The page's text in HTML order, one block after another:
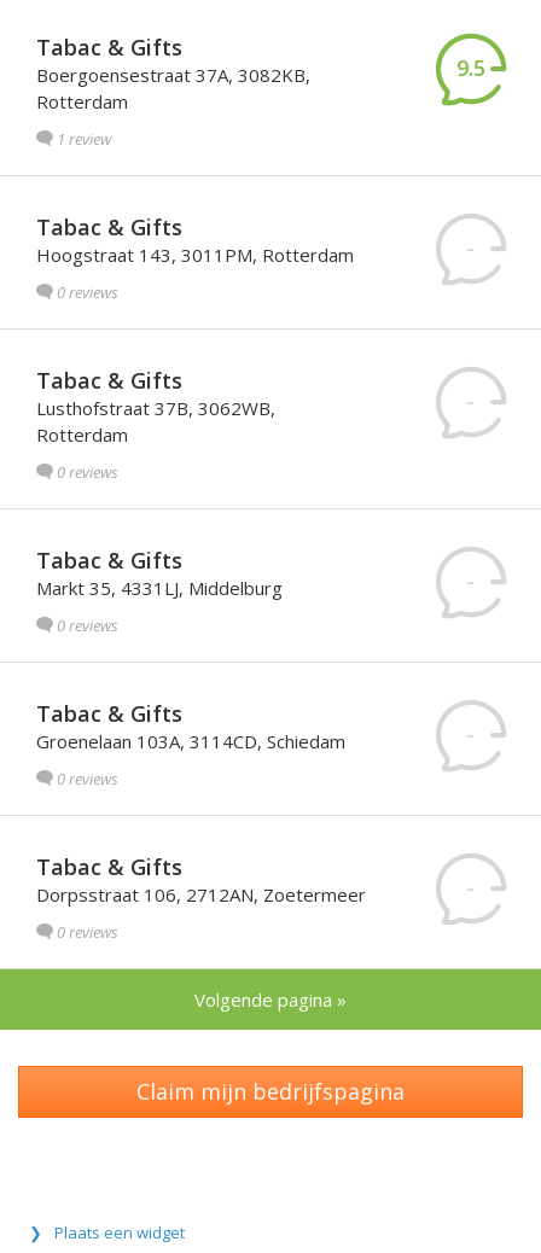
Tabac & Gifts
Boergoensestraat 37A, 3082KB,
Rotterdam
1 review
9.5
Tabac & Gifts
Hoogstraat 143, 3011PM, Rotterdam
0 reviews
-
Tabac & Gifts
Lusthofstraat 37B, 3062WB,
Rotterdam
0 reviews
-
Tabac & Gifts
Markt 35, 4331LJ, Middelburg
0 reviews
-
Tabac & Gifts
Groenelaan 103A, 3114CD, Schiedam
0 reviews
-
Tabac & Gifts
Dorpsstraat 106, 2712AN, Zoetermeer
0 reviews
-
Volgende pagina »
Claim mijn bedrijfspagina
Plaats een widget